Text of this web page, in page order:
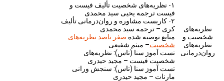
نظریه‌های
شخصیت و
نظریه‌های
روان‌درمانی
۱- نظریه‌های شخصیت تألیف فیست و
فیست ترجمه یحیی سید محمدی
۲- کاربست مشاوره و روان‌درمانی تألیف
کری – ترجمه سید محمدی
منابع توصیه شده صفر تاصد نظریه‌‌های
شخصیت– میثم شفیعی
تست آموز سنا (تاس): نظریه‌‌های
شخصیت فیست – مجید حیدری
تست آموز سنا (تاس): سنجش ورانی
مارنات – مجید حیدری